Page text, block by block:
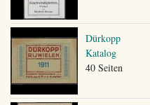
Dürkopp
Katalog
40 Seiten